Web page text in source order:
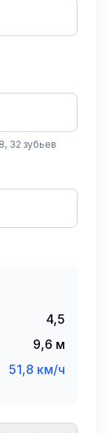
32 зубьев
4,5
9,6 м
51,8 км/ч